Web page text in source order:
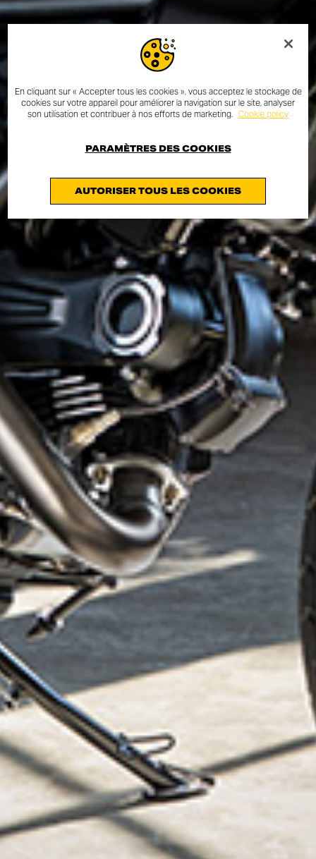
En cliquant sur « Accepter tous les cookies », vous acceptez le stockage de
cookies sur votre appareil pour améliorer la navigation sur le site, analyser
son utilisation et contribuer à nos efforts de marketing. Cookie policy
AUTORISER TOUS LES COOKIES
PARAMÈTRES DES COOKIES